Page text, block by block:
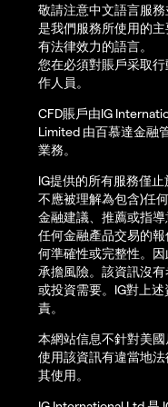
敬請注意中文語言服
是我們服務所使用的
有法律效力的語言。
您在必須對賬戶采取
作人員。
CFD賬戶由IG
Limited 由百慕達金融
業務。
IG提供的所有服務僅
不應被理解為包含)任
金融建議、推薦或指
任何金融產品交易的
何準確性或完整性。
承擔風險。該資訊沒
或投資需要。IG對上
責。
本網站信息不針對美
使用該資訊有違當地
其使用。